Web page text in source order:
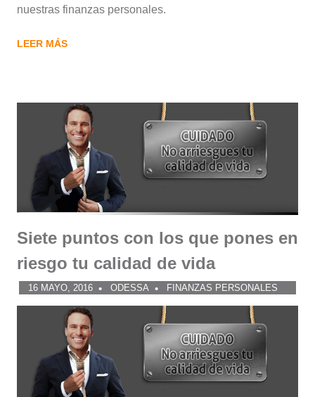
nuestras finanzas personales.
LEER MÁS
Siete puntos con los que pones en
riesgo tu calidad de vida
16 MAYO, 2016 ODESSA FINANZAS PERSONALES